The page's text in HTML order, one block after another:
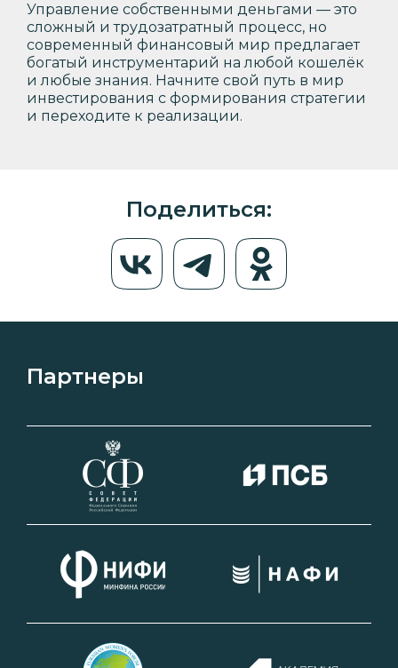
Управление собственными деньгами — это
сложный и трудозатратный процесс, но
современный финансовый мир предлагает
богатый инструментарий на любой кошелёк
и любые знания. Начните свой путь в мир
инвестирования с формирования стратегии
и переходите к реализации.
Поделиться:
Партнеры